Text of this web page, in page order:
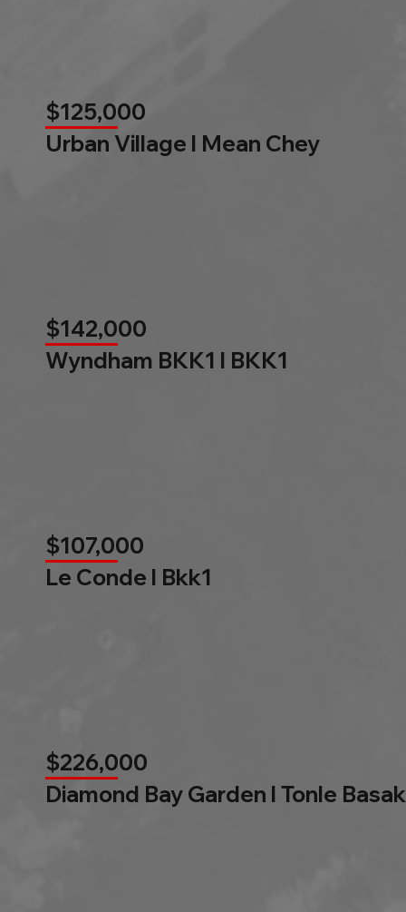
$125,000
Urban Village l Mean Chey
$142,000
Wyndham BKK1 l BKK1
$107,000
Le Conde l Bkk1
$226,000
Diamond Bay Garden l Tonle Basak